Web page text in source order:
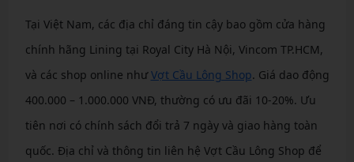
Tại Việt Nam, các địa chỉ đáng tin cậy bao gồm cửa hàng
chính hãng Lining tại Royal City Hà Nội, Vincom TP.HCM,
và các shop online nhưVợt Cầu Lông Shop. Giá dao động
400.000 – 1.000.000 VNĐ, thường có ưu đãi 10-20%. Ưu
tiên nơi có chính sách đổi trả 7 ngày và giao hàng toàn
quốc. Địa chỉ và thông tin liên hệ Vợt Cầu Lông Shop để